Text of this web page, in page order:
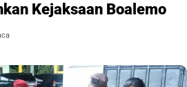
Kejaksaan Boalemo